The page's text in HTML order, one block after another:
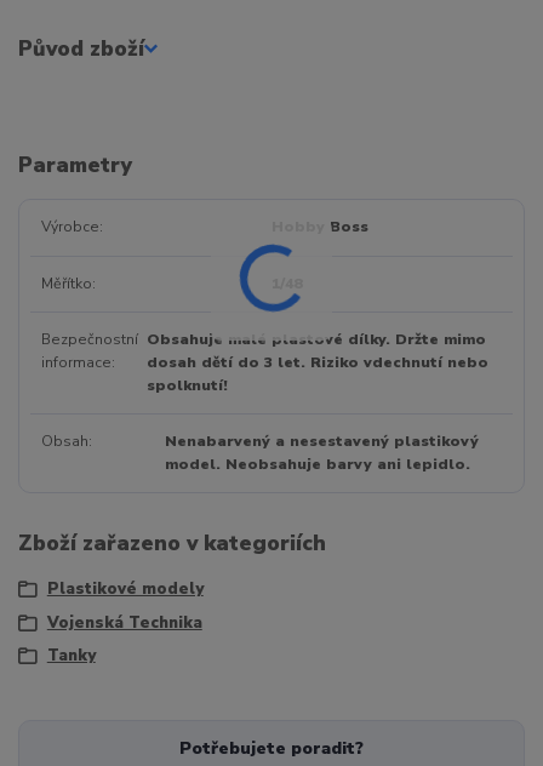
Původ zboží
Parametry
Výrobce Hobby Boss
Měřítko
Bezpečnostní
informace
Obsahuje malé plastové dílky. Držte mimo
dosah dětí do 3 let. Riziko vdechnutí nebo
spolknutí!
Obsah
Nenabarvený a nesestavený plastikový
model. Neobsahuje barvy ani lepidlo.
Zboží zařazeno v kategoriích
Plastikové modely
Vojenská Technika
Tanky
Potřebujete poradit?